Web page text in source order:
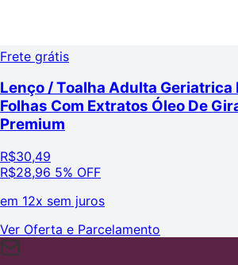
Frete grátis
Lenço / Toalha Adulta Geriatrica
Folhas Com Extratos Óleo De
Premium
R$30,49
R$28,96 5% OFF
em 12x sem juros
Ver Oferta e Parcelamento